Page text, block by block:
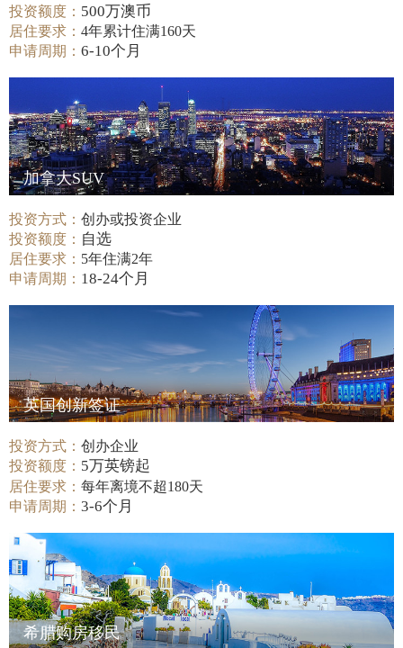
投资额度： 500万澳币
居住要求：4年累计住满160天
申请周期：6-10个月
加拿大SUV
投资方式：创办或投资企业
投资额度： 自选
居住要求： 5年住满2年
申请周期： 18-24个月
英国创新签证
投资方式：创办企业
投资额度： 5万英镑起
居住要求：每年离境不超180天
申请周期：3-6个月
希腊购房移民